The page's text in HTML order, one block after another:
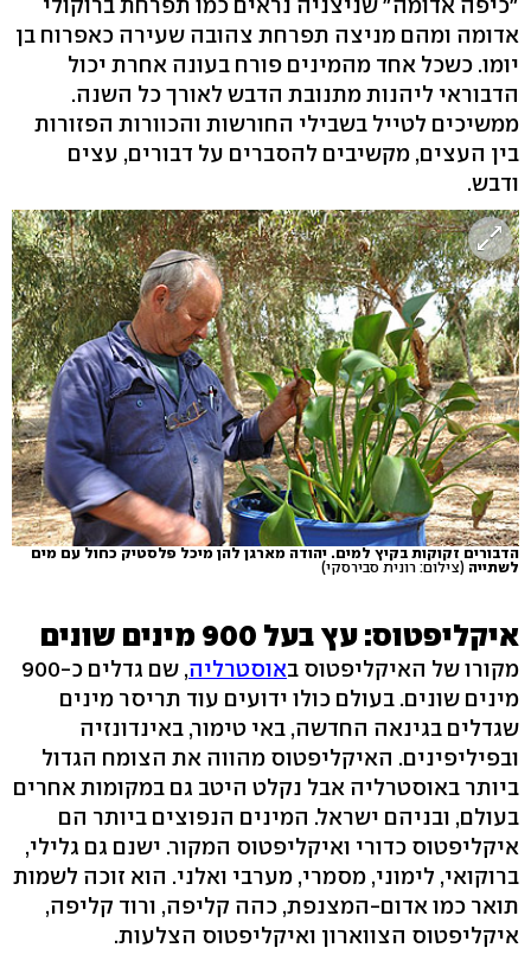
אדומה ומהם מניצה תפרחת צהובה שעירה כאפרוח בן
יומו. כשכל אחד מהמינים פורח בעונה אחרת יכול
הדבוראי ליהנות מתנובת הדבש לאורך כל השנה.
ממשיכים לטייל בשבילי החורשות והכוורות הפזורות
בין העצים, מקשיבים להסברים על דבורים, עצים
ודבש.
הדבורים זקוקות בקיץ למים. יהודה מארגן להן מיכל פלסטיק כחול עם מים
לשתייה (צילום: רונית סבירסקי)
איקליפטוס: עץ בעל 900 מינים שונים
מקורו של האיקליפטוס באוסטרליה
, שם גדלים כ-900
מינים שונים. בעולם כולו ידועים עוד תריסר מינים
שגדלים בגינאה החדשה, באי טימור, באינדונזיה
ובפיליפינים. האיקליפטוס מהווה את הצומח הגדול
ביותר באוסטרליה אבל נקלט היטב גם במקומות אחרים
בעולם, ובניהם ישראל. המינים הנפוצים ביותר הם
איקליפטוס כדורי ואיקליפטוס המקור. ישנם גם גלילי,
ברוקואי, לימוני, מסמרי, מערבי ואלני. הוא זוכה לשמות
תואר כמו אדום-המצנפת, כהה קליפה, ורוד קליפה,
איקליפטוס הצווארון ואיקליפטוס הצלעות.